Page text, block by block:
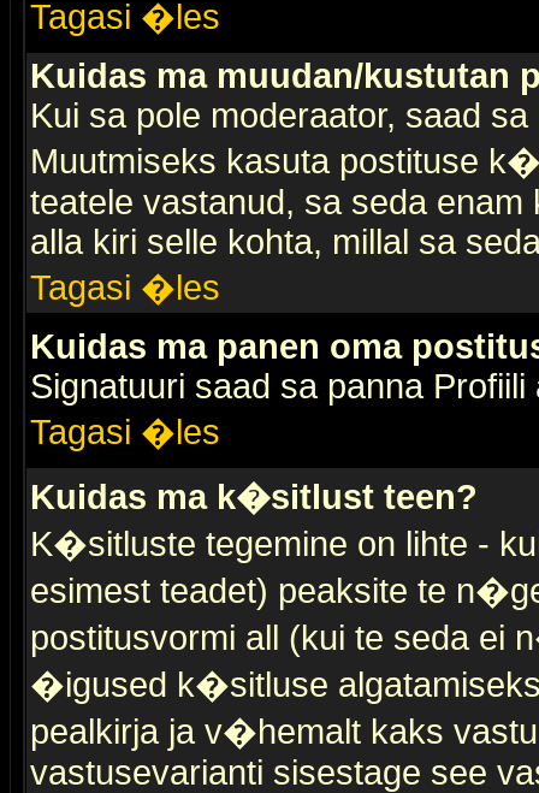
Tagasi �les
Kuidas ma muudan/kustutan
Kui sa pole moderaator, saad
Muutmiseks kasuta postituse
teatele vastanud, sa seda
alla kiri selle kohta, millal sa
Tagasi �les
Kuidas ma panen oma
Signatuuri saad sa panna Profiili
Tagasi �les
Kuidas ma k�sitlust teen?
K�sitluste tegemine on lihte -
esimest teadet) peaksite te
postitusvormi all (kui te seda ei
�igused k�sitluse
pealkirja ja v�hemalt kaks
vastusevarianti sisestage see